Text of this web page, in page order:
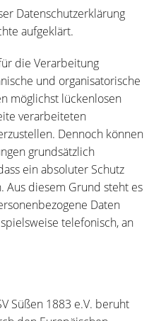
Datenschutzerklärung
aufgeklärt.
die Verarbeitung
und organisatorische
möglichst lückenlosen
verarbeiteten
Dennoch können
grundsätzlich
ein absoluter Schutz
Aus diesem Grund steht es
Daten
telefonisch, an
Süßen 1883 e.V. beruht